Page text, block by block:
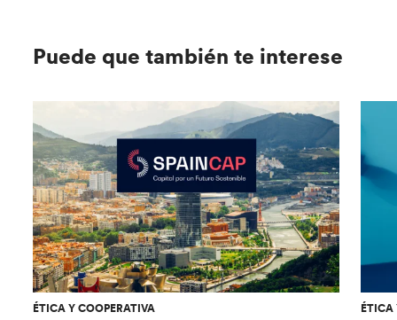
Puede que también te interese
ÉTICA Y COOPERATIVA ÉTICA